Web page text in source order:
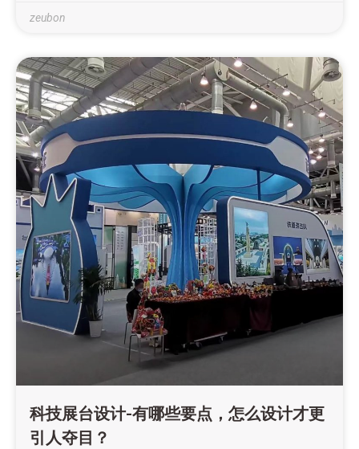
zeubon
科技展台设计-有哪些要点，怎么设计才更
引人夺目？